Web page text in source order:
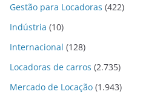
Gestão para Locadoras (422)
Indústria (10)
Internacional (128)
Locadoras de carros (2.735)
Mercado de Locação (1.943)